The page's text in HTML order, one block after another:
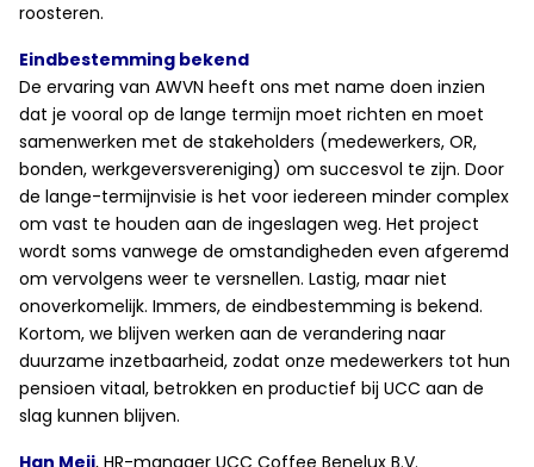
roosteren.
Eindbestemming bekend
De ervaring van AWVN heeft ons met name doen inzien
dat je vooral op de lange termijn moet richten en moet
samenwerken met de stakeholders (medewerkers, OR,
bonden, werkgeversvereniging) om succesvol te zijn. Door
de lange-termijnvisie is het voor iedereen minder complex
om vast te houden aan de ingeslagen weg. Het project
wordt soms vanwege de omstandigheden even afgeremd
om vervolgens weer te versnellen. Lastig, maar niet
onoverkomelijk. Immers, de eindbestemming is bekend.
Kortom, we blijven werken aan de verandering naar
duurzame inzetbaarheid, zodat onze medewerkers tot hun
pensioen vitaal, betrokken en productief bij UCC aan de
slag kunnen blijven.